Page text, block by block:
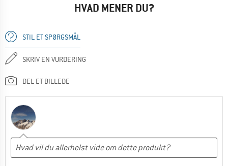
HVAD MENER DU?
STIL ET SPØRGSMÅL
SKRIV EN VURDERING
DEL ET BILLEDE